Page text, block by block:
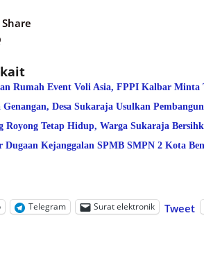
Rumah Event Voli Asia, FPPI Kalbar Minta
Desa Sukaraja Usulkan
Royong Tetap Hidup, Warga Sukaraja
Dugaan Kejanggalan SPMB SMPN 2 Kota
Telegram Surat elektronik Tweet